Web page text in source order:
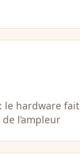
le hardware
l’ampleur